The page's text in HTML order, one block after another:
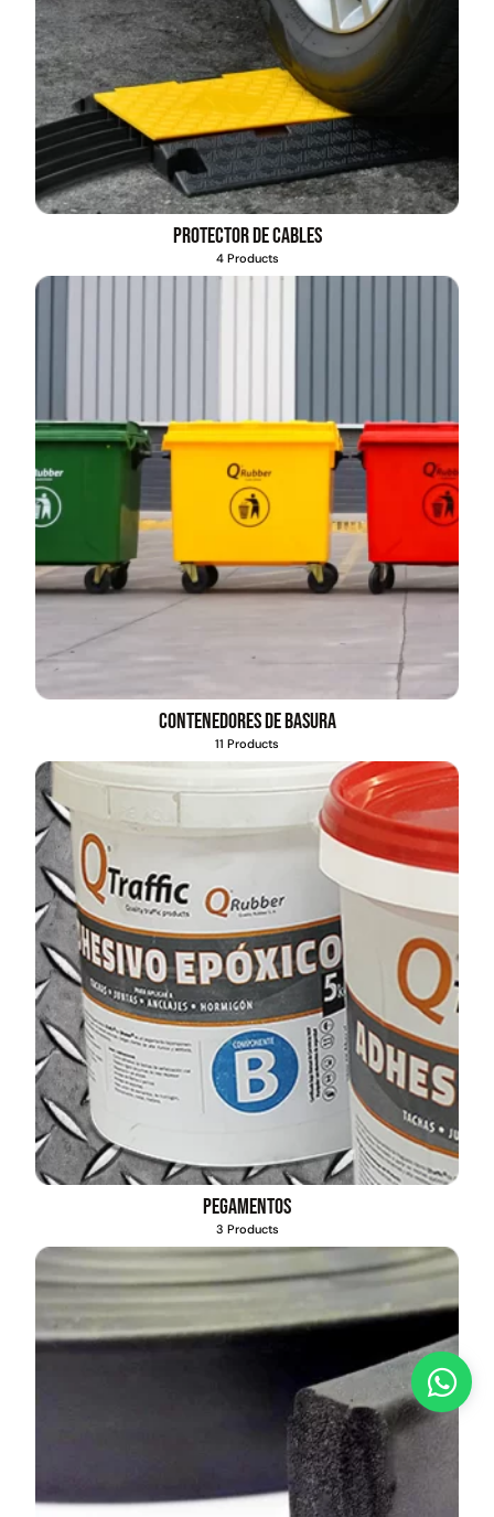
Protector de cables
4 Products
Contenedores de basura
11 Products
Pegamentos
3 Products